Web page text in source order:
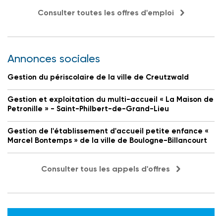
Consulter toutes les offres d'emploi
Annonces sociales
Gestion du périscolaire de la ville de Creutzwald
Gestion et exploitation du multi-accueil « La Maison de
Petronille » - Saint-Philbert-de-Grand-Lieu
Gestion de l'établissement d'accueil petite enfance «
Marcel Bontemps » de la ville de Boulogne-Billancourt
Consulter tous les appels d'offres